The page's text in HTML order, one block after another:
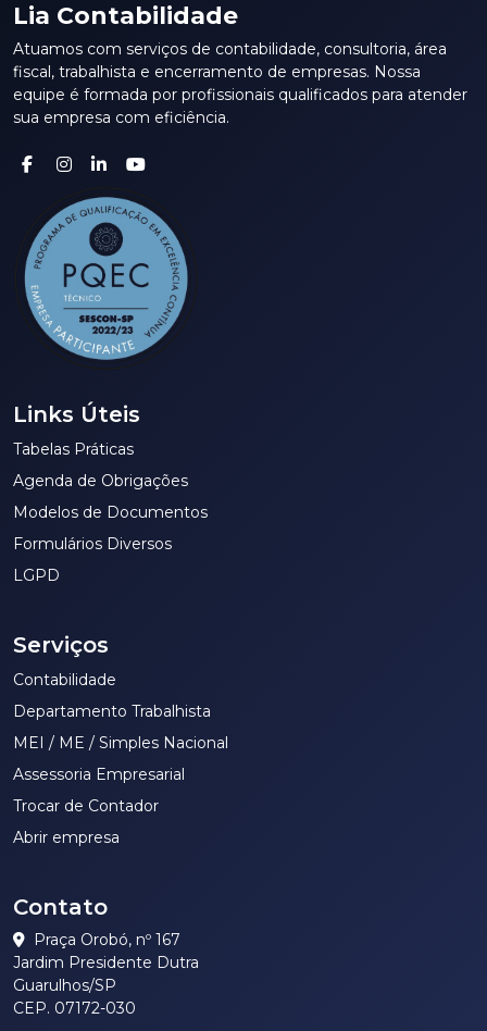
Lia Contabilidade
Atuamos com serviços de contabilidade, consultoria, área
fiscal, trabalhista e encerramento de empresas. Nossa
equipe é formada por profissionais qualificados para atender
sua empresa com eficiência.
Links Úteis
Tabelas Práticas
Agenda de Obrigações
Modelos de Documentos
Formulários Diversos
LGPD
Serviços
Contabilidade
Departamento Trabalhista
MEI / ME / Simples Nacional
Assessoria Empresarial
Trocar de Contador
Abrir empresa
Contato
Praça Orobó, nº 167
Jardim Presidente Dutra
Guarulhos/SP
CEP. 07172-030